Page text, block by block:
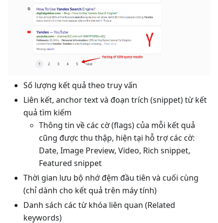
Số lượng kết quả theo truy vấn
Liên kết, anchor text và đoạn trích (snippet) từ kết
quả tìm kiếm
Thông tin về các cờ (flags) của mỗi kết quả
cũng được thu thập, hiện tại hỗ trợ các cờ:
Date, Image Preview, Video, Rich snippet,
Featured snippet
Thời gian lưu bộ nhớ đệm đầu tiên và cuối cùng
(chỉ dành cho kết quả trên máy tính)
Danh sách các từ khóa liên quan (Related
keywords)